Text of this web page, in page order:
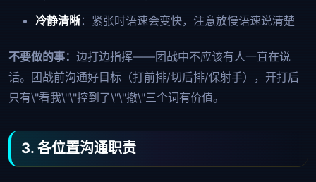
冷静清晰：紧张时语速会变快，注意放慢语速说清楚
不要做的事： 边打边指挥——团战中不应该有人一直在说
话。团战前沟通好目标（打前排/切后排/保射手），开打后
只有\"看我\"\"控到了\"\"撤\"三个词有价值。
3. 各位置沟通职责